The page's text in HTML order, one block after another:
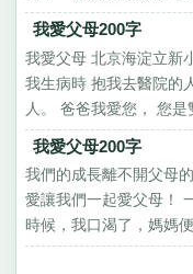
我愛父母200字
我愛父母 北京海淀立新
我生病時 抱我去醫院的
人。 爸爸我愛您， 您是
我愛父母200字
我們的成長離不開父母
愛讓我們一起愛父母！
時候，我口渴了，媽媽